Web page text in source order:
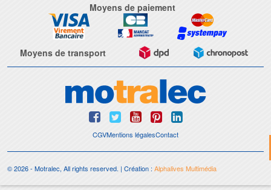
Moyens de paiement
Moyens de transport
CGVMentions légalesContact
© 2026 - Motralec, All rights reserved. | Création :Alphalives Multimédia